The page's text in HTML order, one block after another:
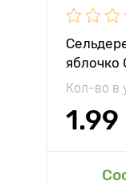
яблочко
Кол-во в
1.99